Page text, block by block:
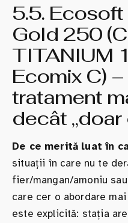
5.5.
Gold 250
TITANIUM
Ecomix C)
tratament
decât „doar
De ce merită luat în
situații în care nu te
fier/mangan/amoniu
care cer o abordare
este explicită: stația